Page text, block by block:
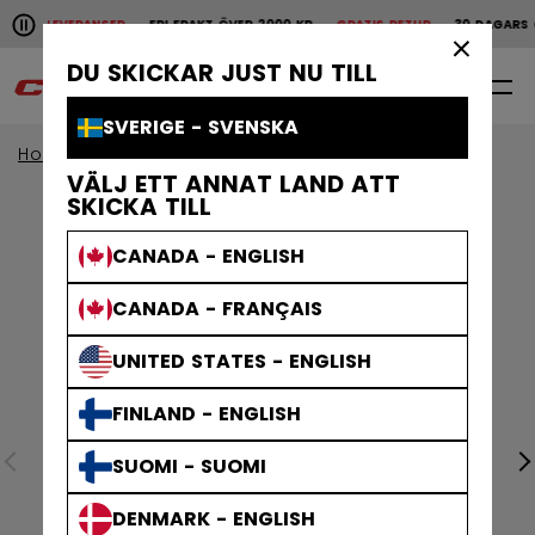
DU SKICKAR JUST NU TILL
SVERIGE - SVENSKA
VÄLJ ETT ANNAT LAND ATT
SKICKA TILL
CANADA - ENGLISH
CANADA - FRANÇAIS
UNITED STATES - ENGLISH
FINLAND - ENGLISH
SUOMI - SUOMI
DENMARK - ENGLISH
Pause the horizontal scroll animation.
LEVERANSERFRI FRAKT ÖVER 2000 KRGRATIS RETUR30 DAGARS
Snabba leveranser Fri frakt över 2000 kr
0
Home Kläder